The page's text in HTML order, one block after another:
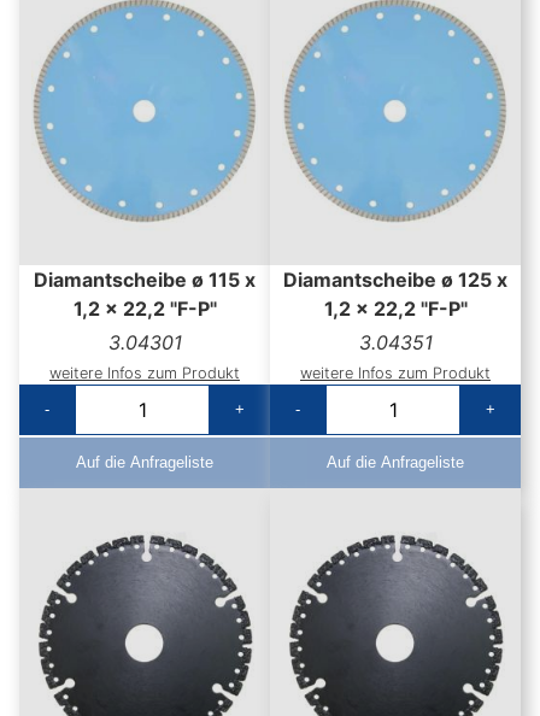
Diamantscheibe ø 115 x
1,2 x 22,2 "F-P"
3.04301
weitere Infos zum Produkt
-
+
Auf die Anfrageliste
Diamantscheibe ø 125 x
1,2 x 22,2 "F-P"
3.04351
weitere Infos zum Produkt
-
+
Auf die Anfrageliste